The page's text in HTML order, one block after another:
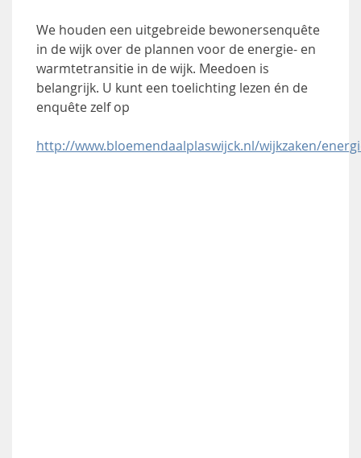
We houden een uitgebreide bewonersenquête
in de wijk over de plannen voor de energie- en
warmtetransitie in de wijk. Meedoen is
belangrijk. U kunt een toelichting lezen én de
enquête zelf op
http://www.bloemendaalplaswijck.nl/wijkzaken/